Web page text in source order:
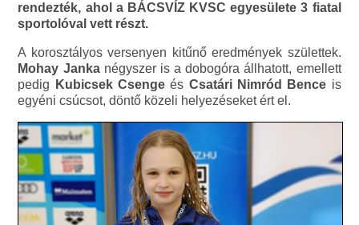
rendezték, ahol a BÁCSVÍZ KVSC egyesülete 3 fiatal
sportolóval vett részt.
A korosztályos versenyen kitűnő eredmények születtek.
Mohay Jankanégyszer is a dobogóra állhatott, emellett
pedig
Kubicsek Csenge és Csatári Nimród Bence is
egyéni csúcsot, döntő közeli helyezéseket ért el.